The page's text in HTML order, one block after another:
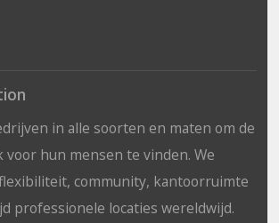
in alle soorten en maten om de
hun mensen te vinden. We
community, kantoorruimte
professionele locaties wereldwijd.